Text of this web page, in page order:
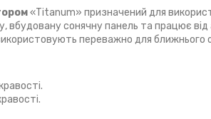
«Titanum» призначений для
вбудовану сонячну панель та працює
переважно для ближнього